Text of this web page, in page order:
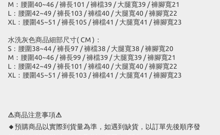
M：腰圍40~46 / 褲長101 / 褲檔39 / 大腿寬39 / 褲腳寬21
L：腰圍42~49 / 褲長103 / 褲檔40 / 大腿寬40 / 褲腳寬22
XL：腰圍45~51 / 褲長105 / 褲檔41 / 大腿寬41 / 褲腳寬23
水洗灰色商品細部尺寸( CM )：
S：腰圍38~44 / 褲長97 / 褲檔38 / 大腿寬38 / 褲腳寬20
M：腰圍40~46 / 褲長99 / 褲檔39 / 大腿寬39 / 褲腳寬21
L：腰圍42~49 / 褲長101 / 褲檔40 / 大腿寬40 / 褲腳寬22
XL：腰圍45~51 / 褲長103 / 褲檔41 / 大腿寬41 / 褲腳寬23
⚠商品注意事項⚠
🔸預購商品以實際到貨量為準，如遇到缺貨，以訂單先後順序發